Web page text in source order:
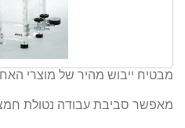
מבטיח ייבוש מהיר של מוצרי
מאפשר סביבת עבודה נטולת